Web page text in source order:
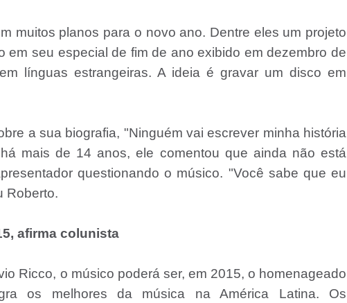
muitos planos para o novo ano. Dentre eles um projeto
em seu especial de fim de ano exibido em dezembro de
línguas estrangeiras. A ideia é gravar um disco em
a sua biografia, "Ninguém vai escrever minha história
mais de 14 anos, ele comentou que ainda não está
questionando o músico. "Você sabe que eu
Roberto.
afirma colunista
Ricco, o músico poderá ser, em 2015, o homenageado
os melhores da música na América Latina. Os